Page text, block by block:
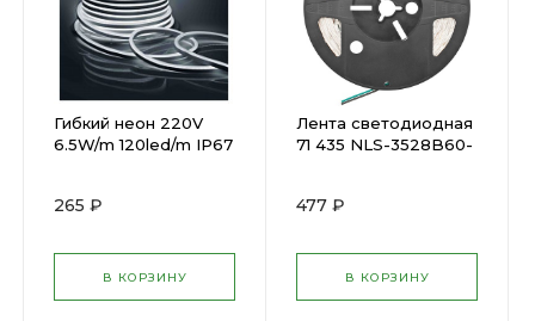
Гибкий неон 220V
6.5W/m 120led/m IP67
265 ₽
В КОРЗИНУ
Лента светодиодная
71 435 NLS-3528B60-
Navigator( 248896 )
477 ₽
В КОРЗИНУ